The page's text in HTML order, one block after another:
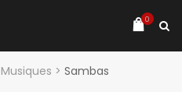
0
Musiques > Sambas